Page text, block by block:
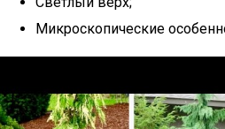
Микроскопические